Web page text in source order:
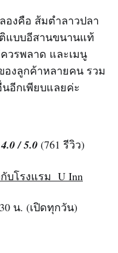
องคือ ส้มตำลาวปลา
แบบอีสานขนานแท้
วรพลาด และเมนู
องลูกค้าหลายคน รวม
อีกเพียบแลยค่ะ
4.0 / 5.0 (761 รีวิว)
บโรงแรม U Inn
น. (เปิดทุกวัน)